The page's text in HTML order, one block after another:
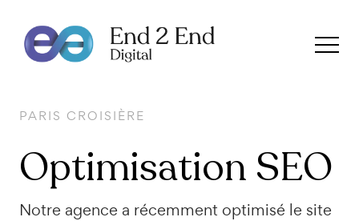
PARIS CROISIÈRE
Optimisation SEO
Notre agence a récemment optimisé le site